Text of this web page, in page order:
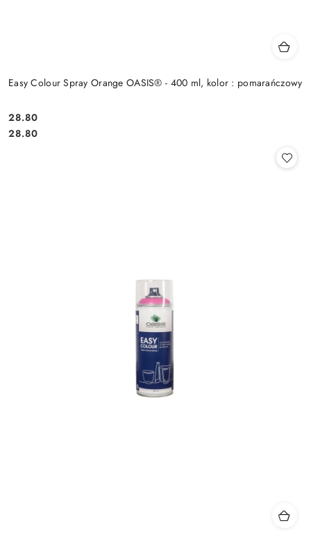
Easy Colour Spray Orange OASIS® - 400 ml, kolor : pomarańczowy
Cena:
28.80
Cena:
28.80